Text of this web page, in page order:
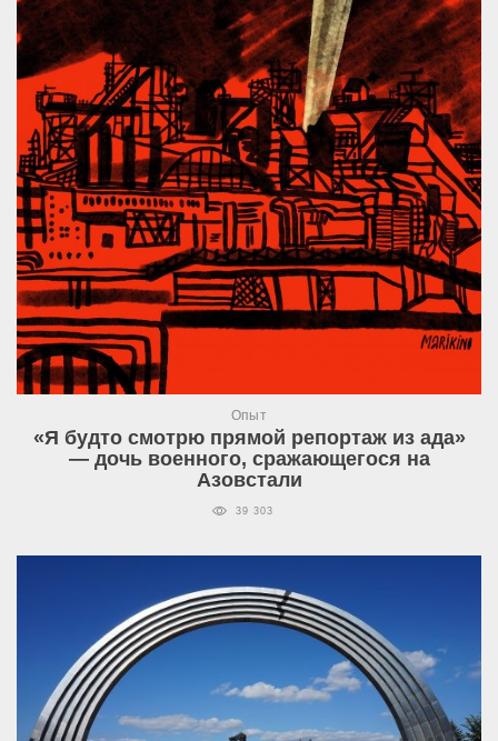
Опыт
«Я будто смотрю прямой репортаж из ада»
— дочь военного, сражающегося на
Азовстали
39 303